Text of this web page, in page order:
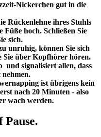
Nickerchen gut in die
Rückenlehne ihres Stuhls
Füße hoch. Schließen Sie
sich.
unruhig, können Sie sich
Sie über Kopfhörer hören.
und signalisiert allen, dass
nehmen.
ist übrigens kein
nach 20 Minuten - also
wach werden.
Pause.